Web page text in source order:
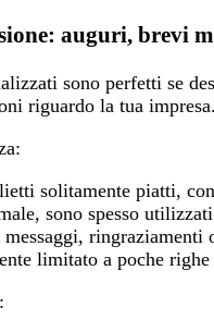
auguri, brevi
sono perfetti se
riguardo la tua
solitamente piatti,
sono spesso
ringraziamenti
limitato a poche